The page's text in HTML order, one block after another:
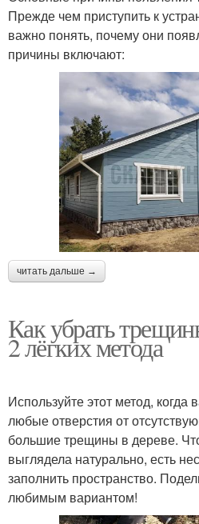
Прежде чем приступить к
важно понять, почему они
причины включают:
читать дальше →
Как убрать
2 лёгких метода
Используйте этот метод, когда
любые отверстия от
большие трещины в дереве.
выглядела натурально, есть
заполнить пространство.
любимым вариантом!